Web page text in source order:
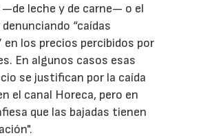
leche y de carne— o el
“caídas
en los precios percibidos por
En algunos casos esas
se justifican por la caída
el canal Horeca, pero en
que las bajadas tienen